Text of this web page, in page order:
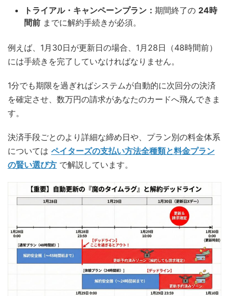
トライアル・キャンペーンプラン： 期間終了の 24時
間前 までに解約手続きが必須。
例えば、1月30日が更新日の場合、1月28日（48時間前）
には手続きを完了していなければなりません。
1分でも期限を過ぎればシステムが自動的に次回分の決済
を確定させ、数万円の請求があなたのカードへ飛んできま
す。
決済手段ごとのより詳細な締め日や、プラン別の料金体系
については ペイターズの支払い方法全種類と料金プラン
の賢い選び方 で解説しています。